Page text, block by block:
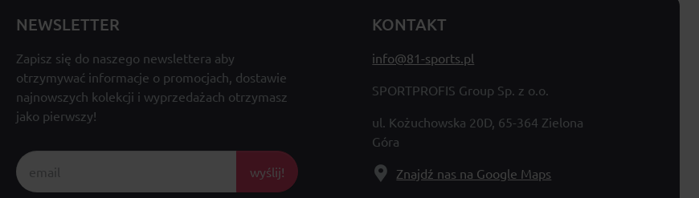
NEWSLETTER
Zapisz się do naszego newslettera aby
otrzymywać informacje o promocjach, dostawie
najnowszych kolekcji i wyprzedażach otrzymasz
jako pierwszy!
wyślij!
KONTAKT
info@81-sports.pl
SPORTPROFIS Group Sp. z o.o.
ul. Kożuchowska 20D, 65-364 Zielona
Góra
Znajdź nas na Google Maps